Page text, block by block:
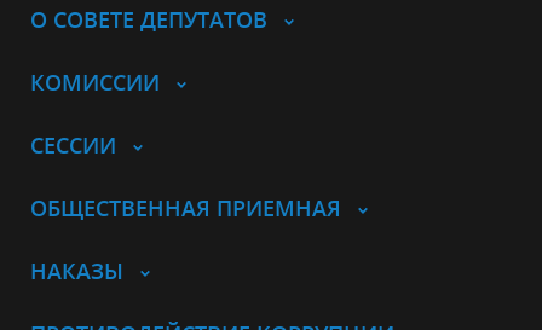
О СОВЕТЕ ДЕПУТАТОВ
КОМИССИИ
СЕССИИ
ОБЩЕСТВЕННАЯ ПРИЕМНАЯ
НАКАЗЫ